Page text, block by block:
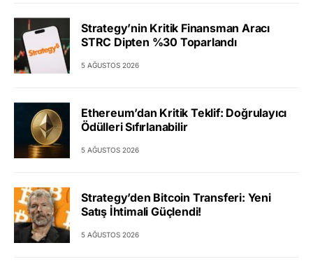
Strategy’nin Kritik Finansman Aracı
STRC Dipten %30 Toparlandı
5 AĞUSTOS 2026
Ethereum’dan Kritik Teklif: Doğrulayıcı
Ödülleri Sıfırlanabilir
5 AĞUSTOS 2026
Strategy’den Bitcoin Transferi: Yeni
Satış İhtimali Güçlendi!
5 AĞUSTOS 2026